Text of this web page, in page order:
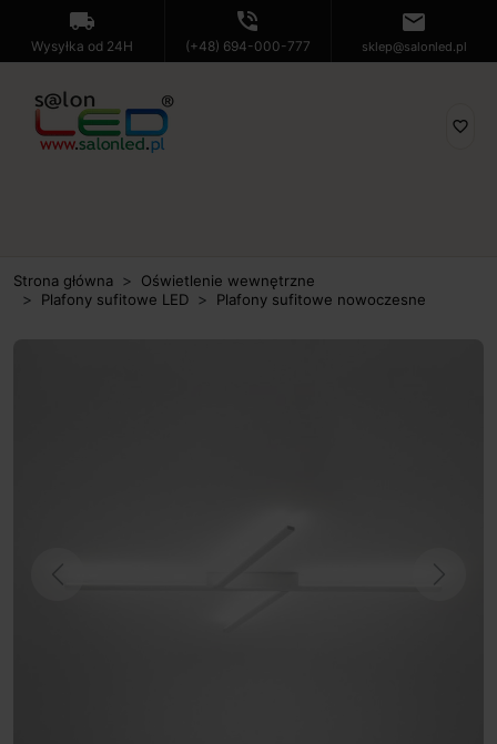
local_shipping
Wysyłka od 24H
phone_in_talk
(+48) 694-000-777
mail
sklep@salonled.pl
favorite_border
Strona główna
Oświetlenie wewnętrzne
Plafony sufitowe LED
Plafony sufitowe nowoczesne
Previous